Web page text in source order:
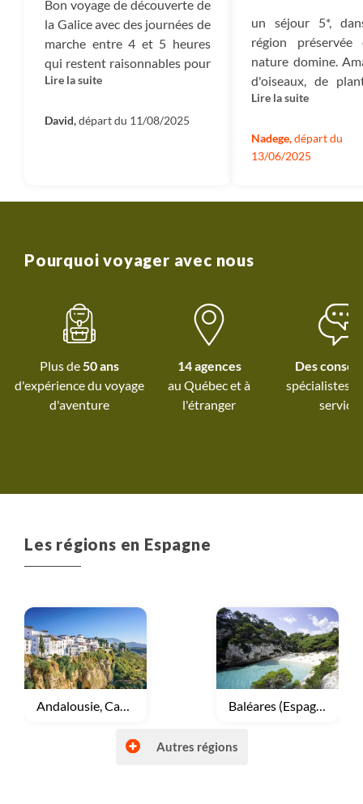
impôts qui sont dus : TVA, Impôt sur les sociétés, et
autres impôts.
Mécénat :Ce sont les montants dédiés à nos projets
de reforestation nous permettant d’absorber 100%
des émissions carbone du voyage ainsi que le soutien
que nous apportons aux diverses associations que
nous accompagnons en France et dans le monde.
Bon voyage de découverte de
la Galice avec des journées de
marche entre 4 et 5 heures
qui restent raisonnables pour
des marcheurs occasionnels.
des hébergements typiques.
Lire la suite
David,départ du 11/08/2025
un séjour 5*,
région
nature domine.
d'oiseaux, de
fleurs seront
produits de la
les
Lire la suite
Nadege,départ du
13/06/2025
Pourquoi voyager avec nous
Plus de50 ans
d'expérience du voyage
d'aventure
14 agences
au Québec età
l'étranger
Des
spécialistes
service
Les régions en Espagne
Voyage
Andalousie, Castille Voyage
Baléares (Espagne)
Autres régions